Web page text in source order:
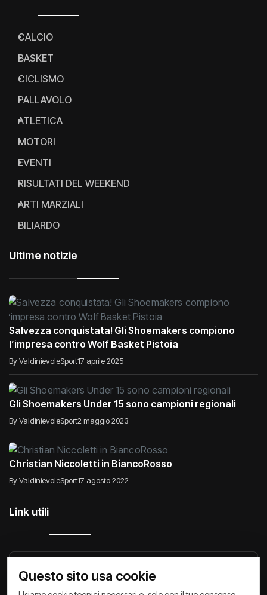
CALCIO
BASKET
CICLISMO
PALLAVOLO
ATLETICA
MOTORI
EVENTI
RISULTATI DEL WEEKEND
ARTI MARZIALI
BILIARDO
Ultime notizie
Salvezza conquistata! Gli Shoemakers compiono
l’impresa contro Wolf Basket Pistoia
By ValdinievoleSport17 aprile 2025
Gli Shoemakers Under 15 sono campioni regionali
By ValdinievoleSport2 maggio 2023
Christian Niccoletti in BiancoRosso
By ValdinievoleSport17 agosto 2022
Link utili
Raccontiamo di Noi Comunicati
Privacy Policy Cookie Policy Archivio News
Questo sito usa cookie